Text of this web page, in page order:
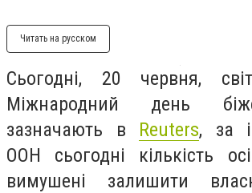
Читать на русском
Сьогодні, 20 червня,
Міжнародний день
зазначають в Reuters, за
ООН сьогодні кількість
вимушені залишити